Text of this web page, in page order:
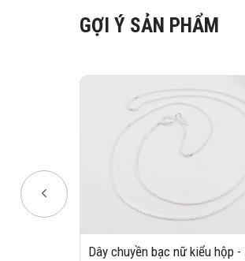
GỢI Ý SẢN PHẨM
Dây chuyền bạc nữ kiểu hộp -